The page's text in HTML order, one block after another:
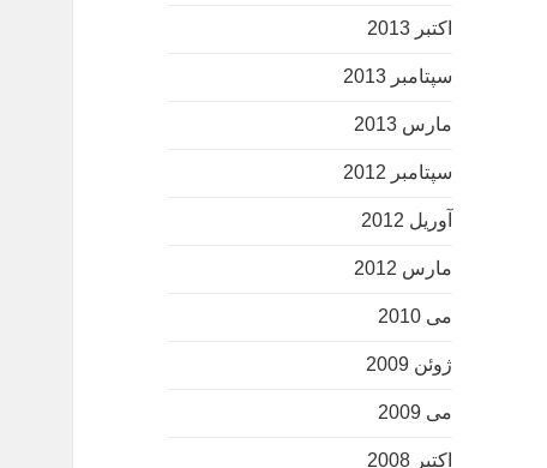
اکتبر 2013
سپتامبر 2013
مارس 2013
سپتامبر 2012
آوریل 2012
مارس 2012
می 2010
ژوئن 2009
می 2009
اکتبر 2008